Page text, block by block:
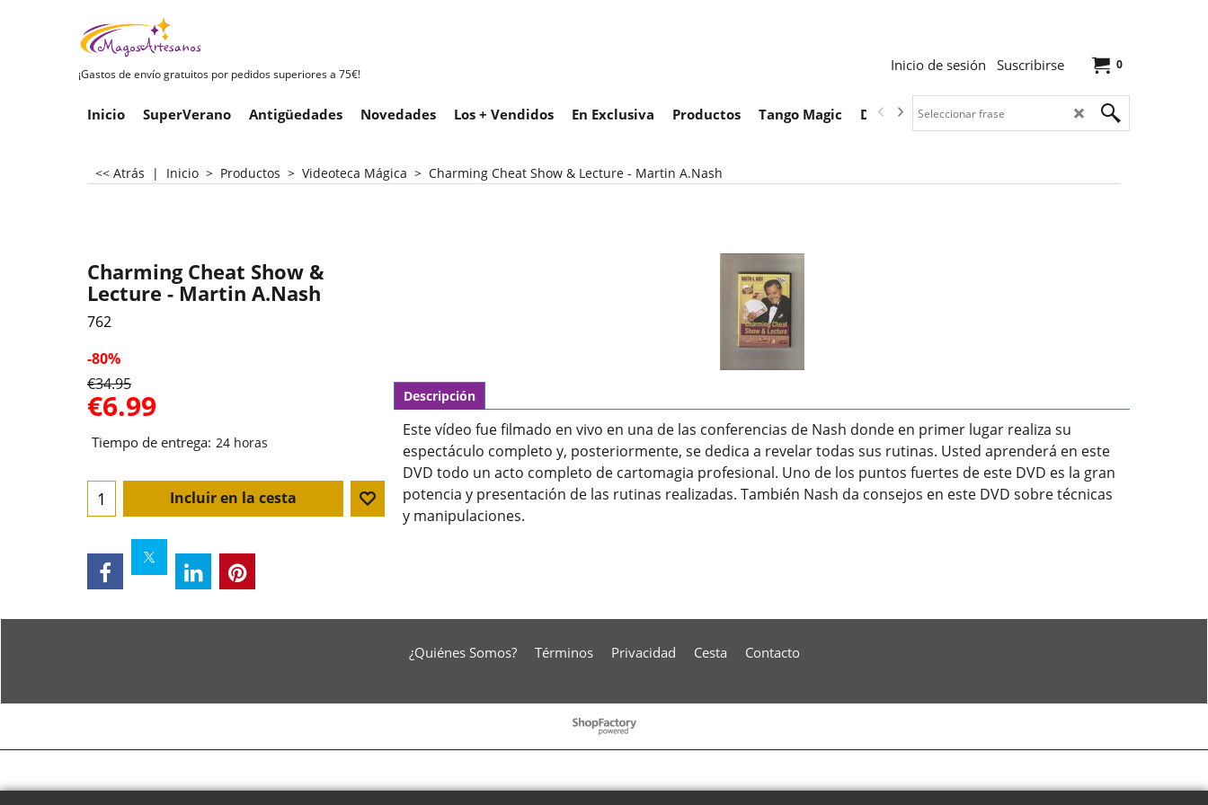
¡Gastos de envío gratuitos por pedidos superiores a 75€!
0
Inicio de sesión Suscribirse
Inicio SuperVerano Antigüedades Novedades Los + Vendidos En Exclusiva Productos Tango Magic Descargas
<< Atrás | Inicio > Productos > Videoteca Mágica > Charming Cheat Show & Lecture - Martin A.Nash
Charming Cheat Show &
Lecture - Martin A.Nash
762
-80%
€34.95
€6.99
Tiempo de entrega: 24 horas
Incluir en la cesta
Descripción
Este vídeo fue filmado en vivo en una de las conferencias de Nash donde en primer lugar realiza su
espectáculo completo y, posteriormente, se dedica a revelar todas sus rutinas. Usted aprenderá en este
DVD todo un acto completo de cartomagia profesional. Uno de los puntos fuertes de este DVD es la gran
potencia y presentación de las rutinas realizadas. También Nash da consejos en este DVD sobre técnicas
y manipulaciones.
¿Quiénes Somos? Términos Privacidad Cesta Contacto
To create online store
ShopFactory eCommerce